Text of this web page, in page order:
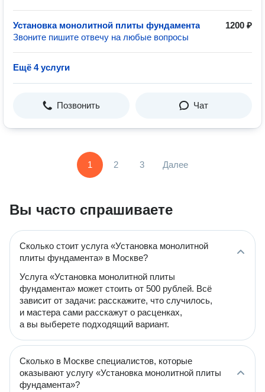
Установка монолитной плиты фундамента
1200 ₽
Звоните пишите отвечу на любые вопросы
Ещё 4 услуги
Позвонить Чат
1 2 3 Далее
Вы часто спрашиваете
Сколько стоит услуга «Установка монолитной
плиты фундамента» в Москве?
Услуга «Установка монолитной плиты
фундамента» может стоить от 500 рублей. Всё
зависит от задачи: расскажите, что случилось,
и мастера сами расскажут о расценках,
а вы выберете подходящий вариант.
Сколько в Москве специалистов, которые
оказывают услугу «Установка монолитной плиты
фундамента»?